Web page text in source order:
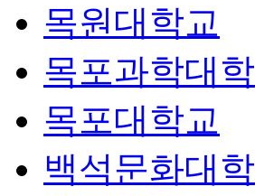
목원대학교
목포과학대학
목포대학교
백석문화대학